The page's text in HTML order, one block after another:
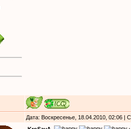
Дата: Воскресенье, 18.04.2010, 02:06 |